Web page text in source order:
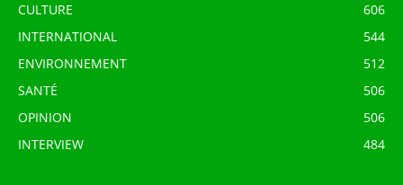
CULTURE
606
INTERNATIONAL
544
ENVIRONNEMENT
512
SANTÉ
506
OPINION
506
INTERVIEW
484